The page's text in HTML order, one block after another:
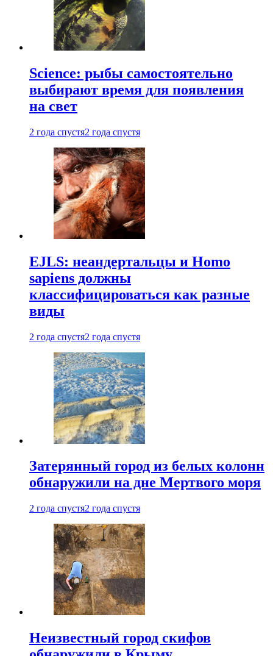
Science: рыбы самостоятельно
выбирают время для появления
на свет
2 года спустя2 года спустя
EJLS: неандертальцы и Homo
sapiens должны
классифицироваться как разные
виды
2 года спустя2 года спустя
Затерянный город из белых колонн
обнаружили на дне Мертвого моря
2 года спустя2 года спустя
Неизвестный город скифов